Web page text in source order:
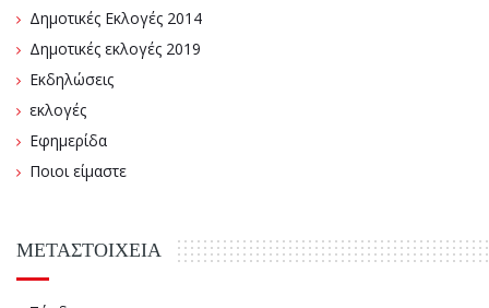
Δημοτικές Εκλογές 2014
Δημοτικές εκλογές 2019
Εκδηλώσεις
εκλογές
Εφημερίδα
Ποιοι είμαστε
ΜΕΤΑΣΤΟΙΧΕΊΑ